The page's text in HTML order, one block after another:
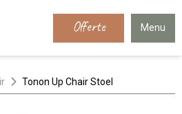
Offerte Menu
Tonon Up Chair Stoel